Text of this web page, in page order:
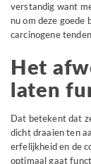
verstandig want
nu om deze
carcinogene
Het
laten
Dat betekent dat
dicht draaien ten
erfelijkheid en de
optimaal gaat